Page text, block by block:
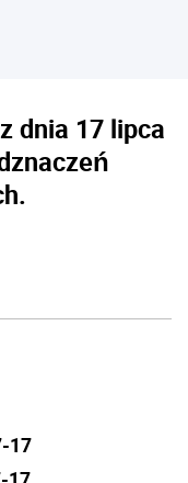
dnia 17 lipca
17